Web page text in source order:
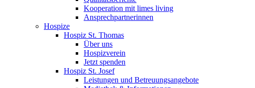
Kooperation mit limes living
Ansprechpartnerinnen
Hospize
Hospiz St. Thomas
Über uns
Hospizverein
Jetzt spenden
Hospiz St. Josef
Leistungen und Betreuungsangebote